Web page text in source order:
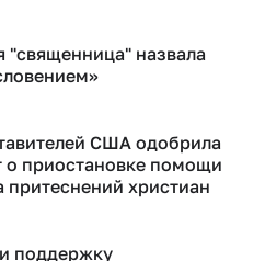
"священница" назвала
США одобрила
о приостановке помощи
притеснений христиан
поддержку